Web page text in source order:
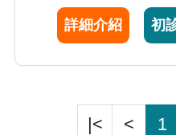
國家品質標章，完整
症治療與照護品質。
詳細介紹 初
|< < 1